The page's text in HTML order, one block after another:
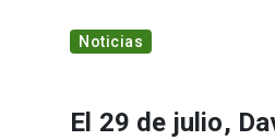
Noticias
El 29 de julio,